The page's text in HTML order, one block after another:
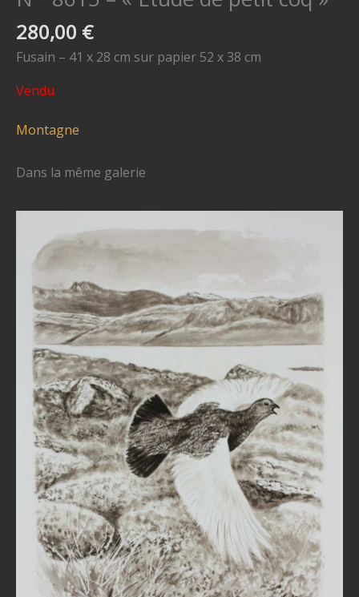
280,00 €
Fusain – 41 x 28 cm sur papier 52 x 38 cm
Vendu
Montagne
Dans la même galerie